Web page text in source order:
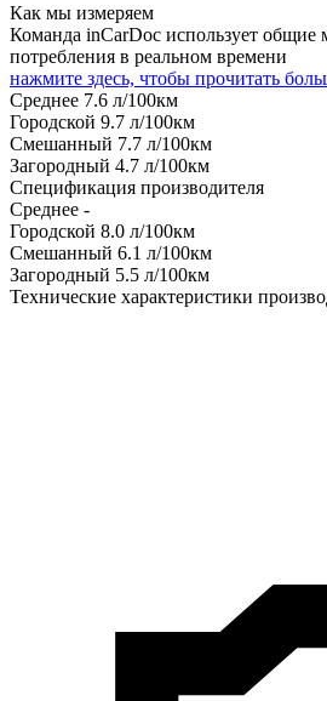
Как мы измеряем
Команда inCarDoc использует общие
потребления в реальном времени
нажмите здесь, чтобы прочитать
Среднее 7.6 л/100км
Городской 9.7 л/100км
Смешанный 7.7 л/100км
Загородный 4.7 л/100км
Спецификация производителя
Среднее -
Городской 8.0 л/100км
Смешанный 6.1 л/100км
Загородный 5.5 л/100км
Технические характеристики